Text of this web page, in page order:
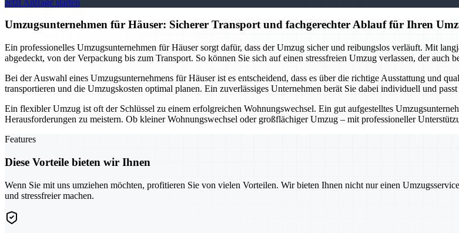
Umzugsunternehmen für Häuser: Sicherer Transport und fachgerechter Ablauf für Ihren
Ein professionelles Umzugsunternehmen für Häuser sorgt dafür, dass der Umzug sicher und reibungslos verläuft. Mit
abgedeckt, von der Verpackung bis zum Transport. So können Sie sich auf einen stressfreien Umzug verlassen, der
Bei der Auswahl eines Umzugsunternehmens für Häuser ist es entscheidend, dass es über die richtige Ausstattung und
transportieren und die Umzugskosten optimal planen. Ein zuverlässiges Unternehmen berät Sie dabei individuell und
Ein flexibler Umzug ist oft der Schlüssel zu einem erfolgreichen Wohnungswechsel. Ein gut aufgestelltes
Herausforderungen zu meistern. Ob kleiner Wohnungswechsel oder großflächiger Umzug – mit professioneller
Features
Diese Vorteile bieten wir Ihnen
Wenn Sie mit uns umziehen möchten, profitieren Sie von vielen Vorteilen. Wir bieten Ihnen nicht nur einen
und stressfreier machen.